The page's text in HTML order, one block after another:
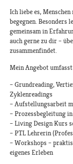
Ich liebe es,
begegnen. Besonders
gemeinsam in
auch gerne zu dir –
zusammenfindet.
Mein Angebot
– Grundreading,
Zyklenreadings
– Aufstellungsarbeit
– Prozessbegleitung
– Living Design Kurs
– PTL Lehrerin
– Workshops –
eigenes Erleben